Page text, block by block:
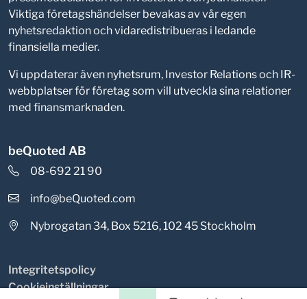
Viktiga företagshändelser bevakas av vår egen
nyhetsredaktion och vidaredistribueras i ledande
finansiella medier.
Vi uppdaterar även nyhetsrum, Investor Relations och IR-
webbplatser för företag som vill utveckla sina relationer
med finansmarknaden.
beQuoted AB
08-692 21 90
info@beQuoted.com
Nybrogatan 34, Box 5216, 102 45 Stockholm
Integritetspolicy
Cookieinställningar